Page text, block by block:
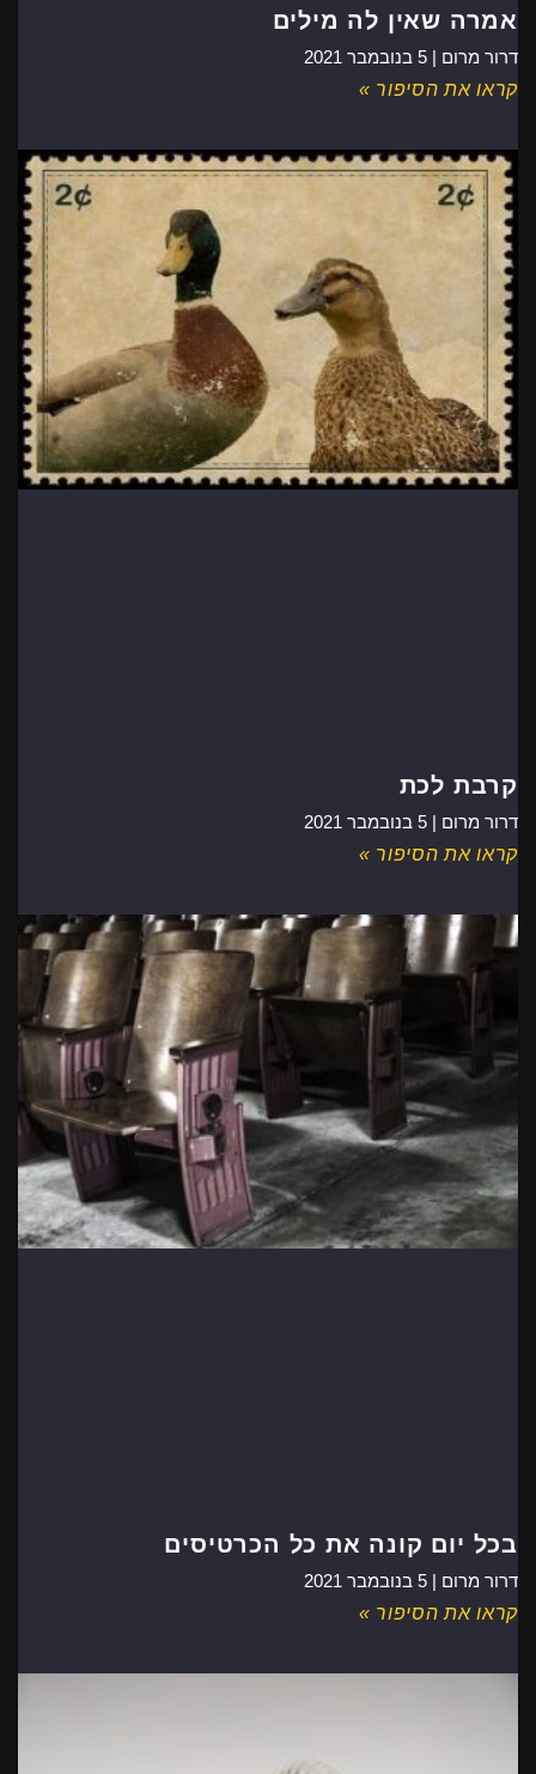
אמרה שאין לה מילים
דרור מרום | 5 בנובמבר 2021
קראו את הסיפור »
קרבת לכת
דרור מרום | 5 בנובמבר 2021
קראו את הסיפור »
בכל יום קונה את כל הכרטיסים
דרור מרום | 5 בנובמבר 2021
קראו את הסיפור »